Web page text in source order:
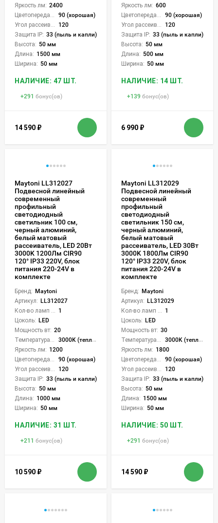
Яркость лм: 2400
Цветопередача (CRI):
90 (хорошая)
Угол рассеивания света °:
120
Защита IP: 33 (пыль и капли)
Высота: 50 мм
Длина: 1500 мм
Ширина: 50 мм
НАЛИЧИЕ: 47 ШТ.
+291 бонус(ов)
14 590 ₽
Яркость лм: 600
Цветопередача (CRI):
90 (хорошая)
Угол рассеивания света °:
120
Защита IP: 33 (пыль и капли)
Высота: 50 мм
Длина: 500 мм
Ширина: 50 мм
НАЛИЧИЕ: 14 ШТ.
+139 бонус(ов)
6 990 ₽
Maytoni LL312027
Подвесной линейный
современный
профильный
светодиодный
светильник 100 см,
черный алюминий,
белый матовый
рассеиватель, LED 20Вт
3000K 1200Лм CIR90
120° IP33 220V, блок
питания 220-24V в
комплекте
Бренд: Maytoni
Артикул: LL312027
Кол-во ламп или LED: 1
Цоколь: LED
Мощность вт: 20
Температура света:
3000K (теплый)
Яркость лм: 1200
Цветопередача (CRI):
90 (хорошая)
Угол рассеивания света °:
120
Защита IP: 33 (пыль и капли)
Высота: 50 мм
Длина: 1000 мм
Ширина: 50 мм
НАЛИЧИЕ: 31 ШТ.
+211 бонус(ов)
10 590 ₽
Maytoni LL312029
Подвесной линейный
современный
профильный
светодиодный
светильник 150 см,
черный алюминий,
белый матовый
рассеиватель, LED 30Вт
3000K 1800Лм CIR90
120° IP33 220V, блок
питания 220-24V в
комплекте
Бренд: Maytoni
Артикул: LL312029
Кол-во ламп или LED: 1
Цоколь: LED
Мощность вт: 30
Температура света:
3000K (теплый)
Яркость лм: 1800
Цветопередача (CRI):
90 (хорошая)
Угол рассеивания света °:
120
Защита IP: 33 (пыль и капли)
Высота: 50 мм
Длина: 1500 мм
Ширина: 50 мм
НАЛИЧИЕ: 50 ШТ.
+291 бонус(ов)
14 590 ₽